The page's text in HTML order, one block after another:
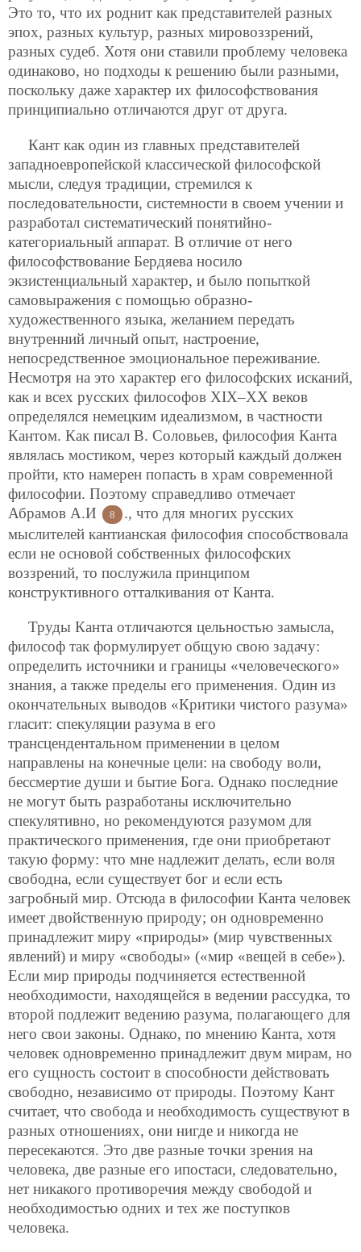
Это то, что их роднит как представителей разных
эпох, разных культур, разных мировоззрений,
разных судеб. Хотя они ставили проблему человека
одинаково, но подходы к решению были разными,
поскольку даже характер их философствования
принципиально отличаются друг от друга.
Кант как один из главных представителей
западноевропейской классической философской
мысли, следуя традиции, стремился к
последовательности, системности в своем учении и
разработал систематический понятийно-
категориальный аппарат. В отличие от него
философствование Бердяева носило
экзистенциальный характер, и было попыткой
самовыражения с помощью образно-
художественного языка, желанием передать
внутренний личный опыт, настроение,
непосредственное эмоциональное переживание.
Несмотря на это характер его философских исканий,
как и всех русских философов ХIХ–ХХ веков
определялся немецким идеализмом, в частности
Кантом. Как писал В. Соловьев, философия Канта
являлась мостиком, через который каждый должен
пройти, кто намерен попасть в храм современной
философии. Поэтому справедливо отмечает
Абрамов А.И
8
., что для многих русских
мыслителей кантианская философия способствовала
если не основой собственных философских
воззрений, то послужила принципом
конструктивного отталкивания от Канта.
Труды Канта отличаются цельностью замысла,
философ так формулирует общую свою задачу:
определить источники и границы «человеческого»
знания, а также пределы его применения. Один из
окончательных выводов «Критики чистого разума»
гласит: спекуляции разума в его
трансцендентальном применении в целом
направлены на конечные цели: на свободу воли,
бессмертие души и бытие Бога. Однако последние
не могут быть разработаны исключительно
спекулятивно, но рекомендуются разумом для
практического применения, где они приобретают
такую форму: что мне надлежит делать, если воля
свободна, если существует бог и если есть
загробный мир. Отсюда в философии Канта человек
имеет двойственную природу; он одновременно
принадлежит миру «природы» (мир чувственных
явлений) и миру «свободы» («мир «вещей в себе»).
Если мир природы подчиняется естественной
необходимости, находящейся в ведении рассудка, то
второй подлежит ведению разума, полагающего для
него свои законы. Однако, по мнению Канта, хотя
человек одновременно принадлежит двум мирам, но
его сущность состоит в способности действовать
свободно, независимо от природы. Поэтому Кант
считает, что свобода и необходимость существуют в
разных отношениях, они нигде и никогда не
пересекаются. Это две разные точки зрения на
человека, две разные его ипостаси, следовательно,
нет никакого противоречия между свободой и
необходимостью одних и тех же поступков
человека.